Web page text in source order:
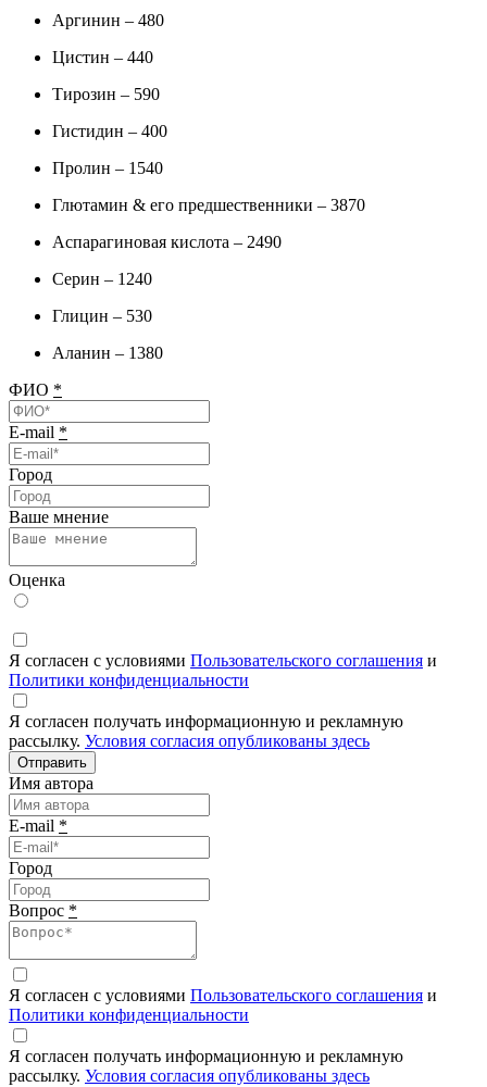
Аргинин – 480
Цистин – 440
Тирозин – 590
Гистидин – 400
Пролин – 1540
Глютамин & его предшественники – 3870
Аспарагиновая кислота – 2490
Серин – 1240
Глицин – 530
Аланин – 1380
ФИО *
E-mail *
Город
Ваше мнение
Оценка
Я согласен с условиями Пользовательского соглашения и
Политики конфиденциальности
Я согласен получать информационную и рекламную
рассылку. Условия согласия опубликованы здесь
Отправить
Имя автора
E-mail *
Город
Вопрос *
Я согласен с условиями Пользовательского соглашения и
Политики конфиденциальности
Я согласен получать информационную и рекламную
рассылку. Условия согласия опубликованы здесь